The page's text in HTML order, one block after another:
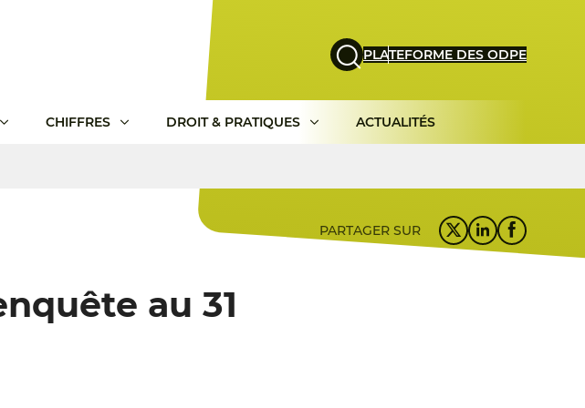
PLATEFORME DES ODPE
CHIFFRES DROIT & PRATIQUES ACTUALITÉS
PARTAGER SUR
au 31